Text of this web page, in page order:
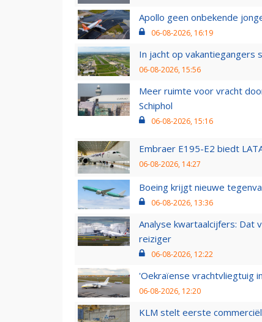
Apollo geen onbekende
06-08-2026, 16:19
In jacht op vakantiegangers
06-08-2026, 15:56
Meer ruimte voor vracht
Schiphol
06-08-2026, 15:16
Embraer E195-E2 biedt
06-08-2026, 14:27
Boeing krijgt nieuwe
06-08-2026, 13:36
Analyse kwartaalcijfers: Dat
reiziger
06-08-2026, 12:22
'Oekraïense vrachtvliegtuig
06-08-2026, 12:20
KLM stelt eerste